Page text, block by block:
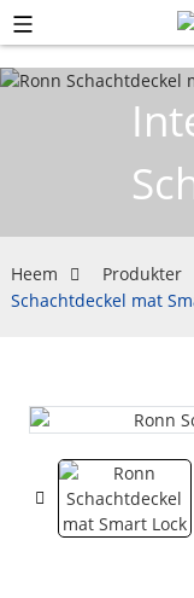
Heem Produkter
Schachtdeckel mat